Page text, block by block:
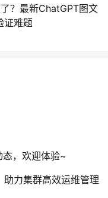
？最新ChatGPT图文
证难题
，欢迎体验~
力集群高效运维管理